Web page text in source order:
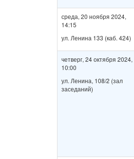
среда, 20 ноября 2024,
14:15
ул. Ленина 133 (каб. 424)
четверг, 24 октября 2024,
10:00
ул. Ленина, 108/2 (зал
заседаний)